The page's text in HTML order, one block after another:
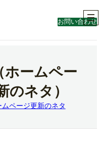
お問い合わせ
ホームペー
のネタ）
ムページ更新のネタ